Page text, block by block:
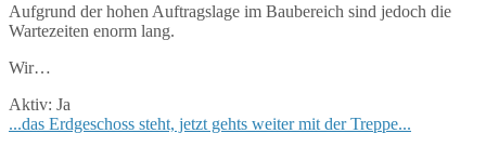
Aufgrund der hohen Auftragslage im Baubereich sind jedoch die
Wartezeiten enorm lang.
Wir…
Aktiv: Ja
...das Erdgeschoss steht, jetzt gehts weiter mit der Treppe...